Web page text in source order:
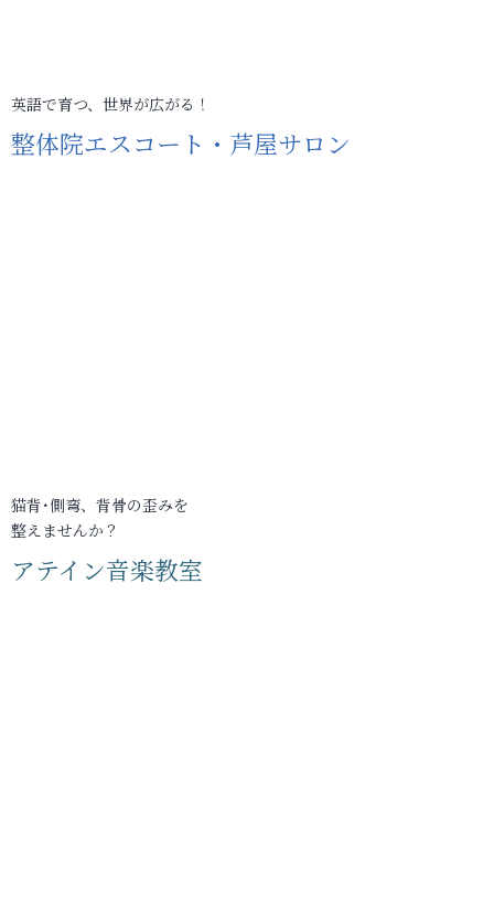
英語で育つ、世界が広がる！
整体院エスコート・芦屋サロン
猫背･側弯、背骨の歪みを
整えませんか？
アテイン音楽教室